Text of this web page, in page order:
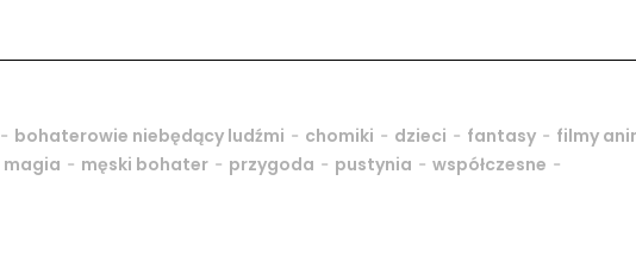
- bohaterowie niebędący ludźmi - chomiki - dzieci - fantasy - filmy
magia - męski bohater - przygoda - pustynia - współczesne -